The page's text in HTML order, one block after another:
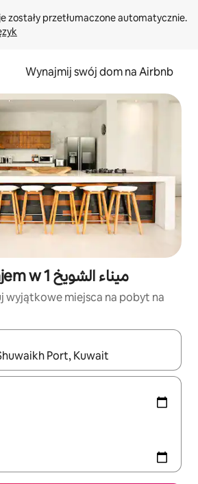
Wynajmij swój dom na Airbnb
Wakacyjny najem w ميناء الشويخ 1
wyjątkowe miejsca na pobyt na
możesz poruszać się po nich za